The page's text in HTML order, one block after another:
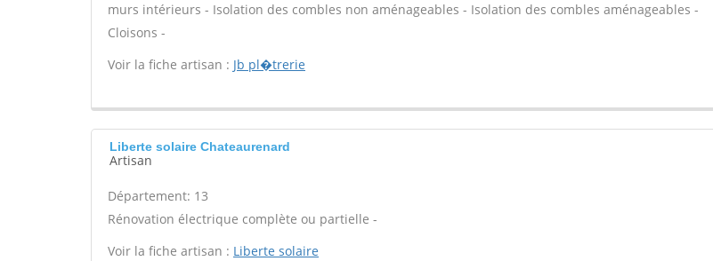
murs intérieurs - Isolation des combles non aménageables - Isolation des combles aménageables -
Cloisons -
Voir la fiche artisan : Jb pl�trerie
Liberte solaire Chateaurenard
Artisan
Département: 13
Rénovation électrique complète ou partielle -
Voir la fiche artisan : Liberte solaire